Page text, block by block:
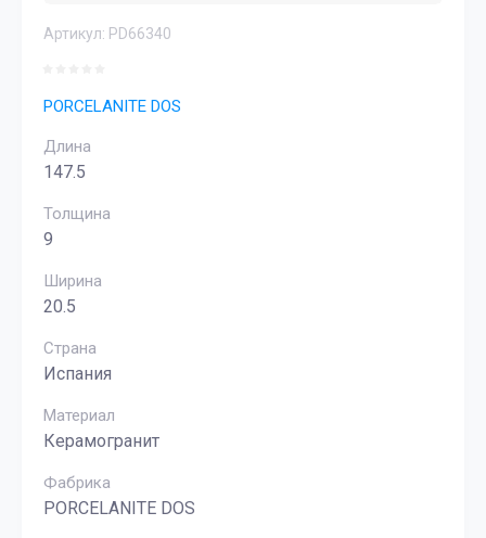
Артикул: PD66340
PORCELANITE DOS
Длина
147.5
Толщина
9
Ширина
20.5
Страна
Испания
Материал
Керамогранит
Фабрика
PORCELANITE DOS